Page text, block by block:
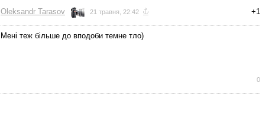
Oleksandr Tarasov 21 травня, 22:42 +1
Мені теж більше до вподоби темне тло)
0